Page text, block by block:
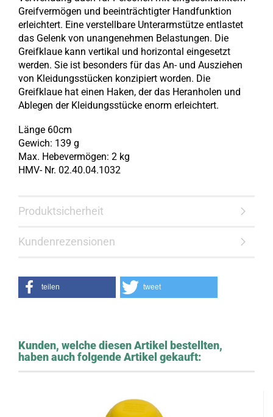
Greifvermögen und beeinträchtigter Handfunktion
erleichtert. Eine verstellbare Unterarmstütze entlastet
das Gelenk von unangenehmen Belastungen. Die
Greifklaue kann vertikal und horizontal eingesetzt
werden. Sie ist besonders für das An- und Ausziehen
von Kleidungsstücken konzipiert worden. Die
Greifklaue hat einen Haken, der das Heranholen und
Ablegen der Kleidungsstücke enorm erleichtert.
Länge 60cm
Gewich: 139 g
Max. Hebevermögen: 2 kg
HMV- Nr. 02.40.04.1032
Produktsicherheit
Kundenrezensionen
teilen tweet
Kunden, welche diesen Artikel bestellten,
haben auch folgende Artikel gekauft: